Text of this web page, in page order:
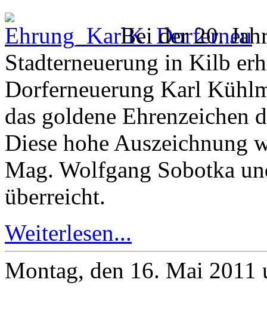
Bei der 20.
Stadterneuerung in Kilb
Dorferneuerung Karl
das goldene Ehrenzeichen
Diese hohe Auszeichnung
Mag. Wolfgang Sobotka
überreicht.
Weiterlesen...
Montag, den 16. Mai 2011